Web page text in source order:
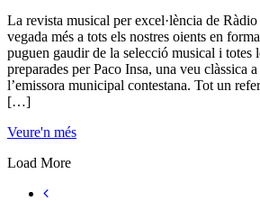
La revista musical per excel·lència de
vegada més a tots els nostres oients en
puguen gaudir de la selecció musical i totes
preparades per Paco Insa, una veu clàssica
l’emissora municipal contestana. Tot un
[…]
Veure'n més
Load More